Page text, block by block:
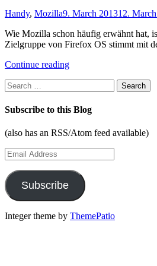
Handy, Mozilla9. March 201312.
Wie Mozilla schon häufig erwähnt hat,
Zielgruppe von Firefox OS stimmt mit
Continue reading"Firefox
neue
Symbian?"
Search
for:
Subscribe to this Blog
(also has an RSS/Atom feed available)
Email
Address
Subscribe
Integer theme by ThemePatio